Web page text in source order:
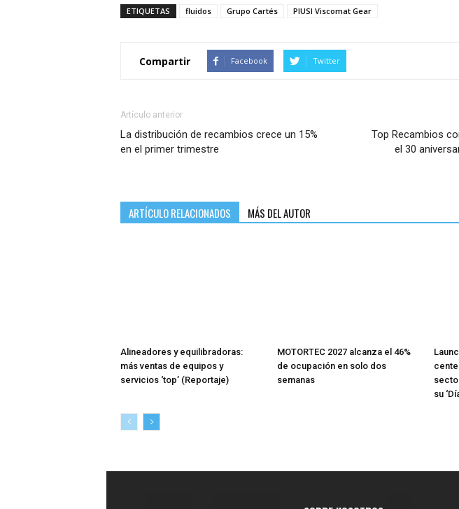
ETIQUETAS fluidos Grupo Cartés PIUSI Viscomat Gear
Compartir Facebook Twitter
Artículo anterior
La distribución de recambios crece un 15%
en el primer trimestre
Top Recambios
el 30
ARTÍCULO RELACIONADOS MÁS DEL AUTOR
Alineadores y equilibradoras:
más ventas de equipos y
servicios ‘top’ (Reportaje)
MOTORTEC 2027 alcanza el 46%
de ocupación en solo dos
semanas
su